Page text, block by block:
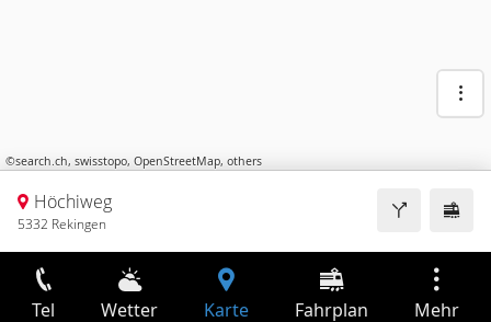
©search.ch, swisstopo, OpenStreetMap, others
Höchiweg
5332 Rekingen
Tel Wetter Karte Fahrplan Mehr